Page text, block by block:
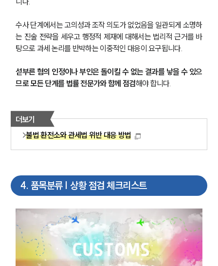
관세·국제통상그룹 업무
전체
구성원 소개
법률서식
뉴스레터/브로슈어
세미나
대륜법률상담예약
대륜법률상담예약
수사 단계에서는 고의성과 조작 의도가 없었음을 일관되게 소명하
는 진술 전략을 세우고 행정적 제재에 대해서는 법리적 근거를 바
탕으로 과세 논리를 반박하는 이중적인 대응이 요구됩니다.
섣부른 혐의 인정이나 부인은 돌이킬 수 없는 결과를 낳을 수 있으
므로 모든 단계를 법률 전문가와 함께 점검해야 합니다.
더보기
불법 환전소와 관세법 위반 대응 방법
4. 품목분류 | 상황 점검 체크리스트